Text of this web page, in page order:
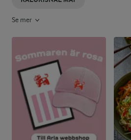
Se mer